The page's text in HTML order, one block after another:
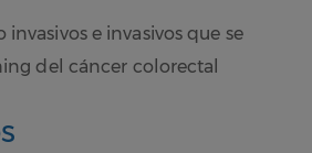
e invasivos que se
del cáncer colorectal